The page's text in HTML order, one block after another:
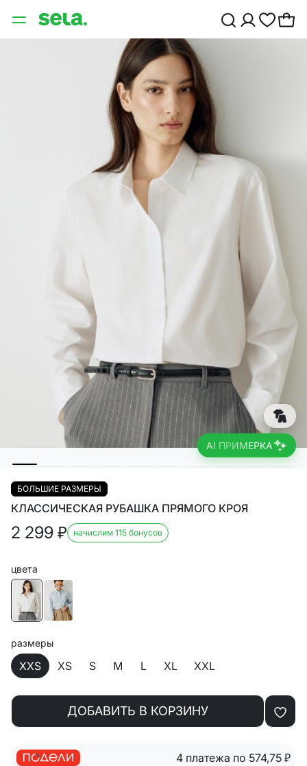
AI ПРИМЕРКА
БОЛЬШИЕ РАЗМЕРЫ
КЛАССИЧЕСКАЯ РУБАШКА ПРЯМОГО КРОЯ
2 299 ₽ начислим 115 бонусов
цвета
размеры
XXS XS S M L XL XXL
ДОБАВИТЬ В КОРЗИНУ
4 платежа по 574,75 ₽